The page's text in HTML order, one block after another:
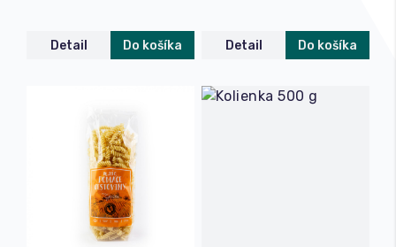
Detail Do košíka Detail Do košíka